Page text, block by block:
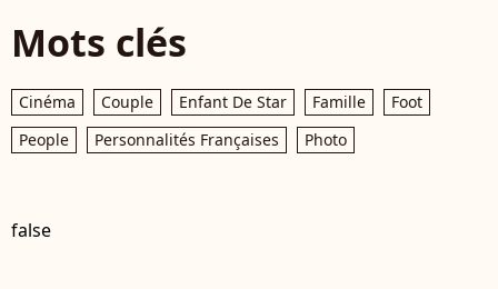
Mots clés
Cinéma Couple Enfant De Star Famille
Foot
People
Personnalités Françaises Photo
false